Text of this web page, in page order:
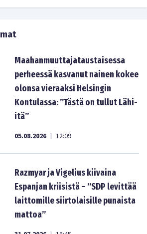
Maahanmuuttajataustaisessa
perheessä kasvanut nainen kokee
olonsa vieraaksi Helsingin
Kontulassa: ”Tästä on tullut Lähi-
itä”
05.08.2026 | 12:09
Razmyar ja Vigelius kiivaina
Espanjan kriisistä – ”SDP levittää
laittomille siirtolaisille punaista
mattoa”